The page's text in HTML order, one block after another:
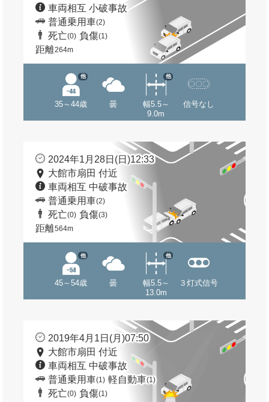
車両相互 小破事故
普通乗用車(2)
死亡(0) 負傷(1)
距離264m
35～44歳
他
曇
幅5.5～
9.0m
他
信号なし
2024年1月28日(日)12:33
大館市扇田 付近
車両相互 中破事故
普通乗用車(2)
死亡(0) 負傷(3)
距離564m
45～54歳
他
曇
幅5.5～
13.0m
他
３灯式信号
2019年4月1日(月)07:50
大館市扇田 付近
車両相互 中破事故
普通乗用車(1) 軽自動車(1)
死亡(0) 負傷(1)